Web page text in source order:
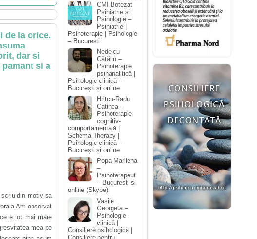
de la orice.
dar si
pamant si a
din motiv sa
observat
e tot mai mare
mea pe
CMI Botezat
Psihiatrie si
Psihologie –
Psihiatrie |
Psihoterapie | Psihologie
– Bucuresti
Nedelcu
Cătălin –
Psihoterapie
psihanalitică |
Psihologie clinică –
București și online
Hrițcu-Radu
Catinca –
Psihoterapie
cognitiv-
comportamentală |
Schema Therapy |
Psihologie clinică –
București și online
Popa Marilena
–
Psihoterapeut
– Bucuresti si
online (Skype)
Vasile
Georgeta –
Psihologie
clinică |
Consiliere psihologică |
Consiliere pentru